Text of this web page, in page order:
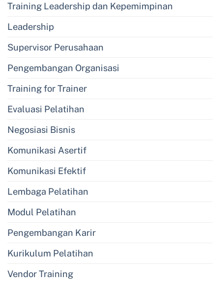
Training Leadership dan Kepemimpinan
Leadership
Supervisor Perusahaan
Pengembangan Organisasi
Training for Trainer
Evaluasi Pelatihan
Negosiasi Bisnis
Komunikasi Asertif
Komunikasi Efektif
Lembaga Pelatihan
Modul Pelatihan
Pengembangan Karir
Kurikulum Pelatihan
Vendor Training